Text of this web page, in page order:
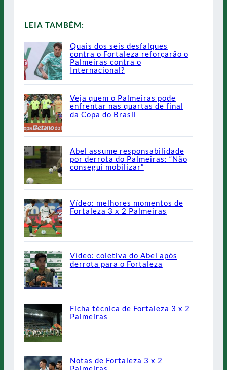
LEIA TAMBÉM:
Quais dos seis desfalques
contra o Fortaleza reforçarão o
Palmeiras contra o
Internacional?
Veja quem o Palmeiras pode
enfrentar nas quartas de final
da Copa do Brasil
Abel assume responsabilidade
por derrota do Palmeiras: “Não
consegui mobilizar”
Vídeo: melhores momentos de
Fortaleza 3 x 2 Palmeiras
Vídeo: coletiva do Abel após
derrota para o Fortaleza
Ficha técnica de Fortaleza 3 x 2
Palmeiras
Notas de Fortaleza 3 x 2